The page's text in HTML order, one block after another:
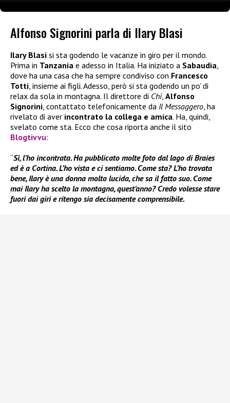
Alfonso Signorini parla di Ilary Blasi
Ilary Blasi si sta godendo le vacanze in giro per il mondo.
Prima in Tanzania e adesso in Italia. Ha iniziato a Sabaudia,
dove ha una casa che ha sempre condiviso con Francesco
Totti, insieme ai figli. Adesso, però si sta godendo un po’ di
relax da sola in montagna. Il direttore di Chi, Alfonso
Signorini, contattato telefonicamente da Il Messaggero, ha
rivelato di aver incontrato la collega e amica. Ha, quindi,
svelato come sta. Ecco che cosa riporta anche il sito
Blogtivvu:
“Sì, l’ho incontrata. Ha pubblicato molte foto dal lago di Braies
ed è a Cortina. L’ho vista e ci sentiamo. Come sta? L’ho trovata
bene, Ilary è una donna molto lucida, che sa il fatto suo. Come
mai Ilary ha scelto la montagna, quest’anno? Credo volesse stare
fuori dai giri e ritengo sia decisamente comprensibile.